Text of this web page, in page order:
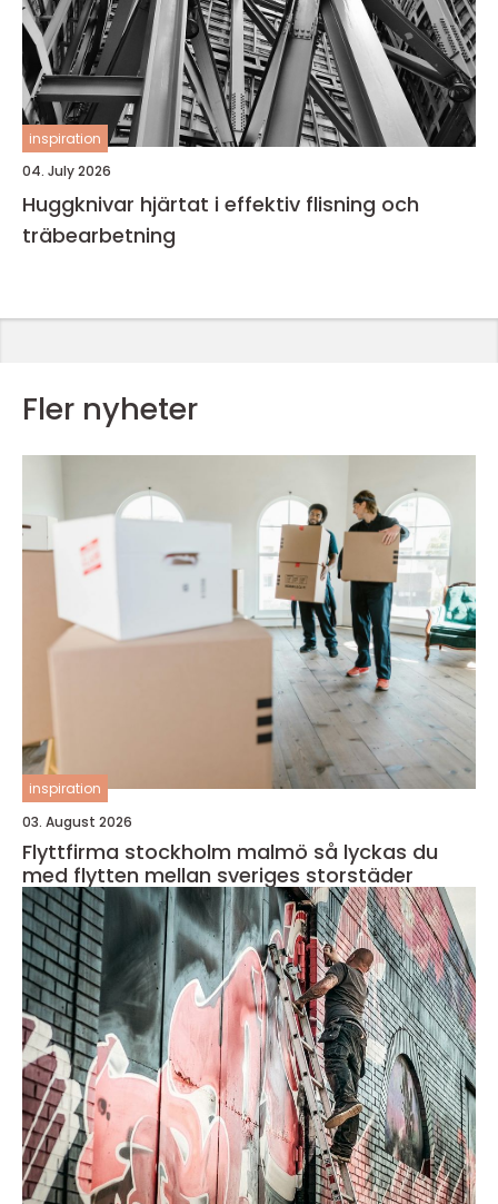
inspiration
04. July 2026
Huggknivar hjärtat i effektiv flisning och
träbearbetning
Fler nyheter
inspiration
03. August 2026
Flyttfirma stockholm malmö så lyckas du
med flytten mellan sveriges storstäder